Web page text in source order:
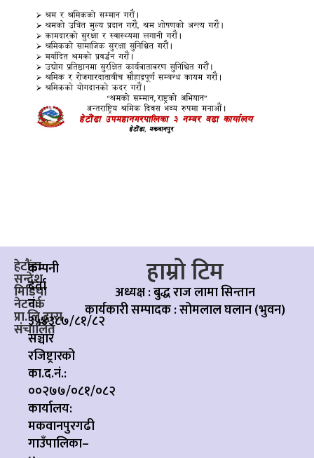
हेटौंडा
सन्देश
मिडिया
नेटवर्क
प्रा.लि.द्वारा
संचालित
कम्पनी
दर्ता
नं:
३५४३८७/८१/८२
सञ्चार
रजिष्ट्रारको
का.द.नं.:
००२७७/०८१/०८२
कार्यालय:
मकवानपुरगढी
गाउँपालिका–
हाम्रो टिम
अध्यक्ष : बुद्ध राज लामा सिन्तान
कार्यकारी सम्पादक :सोमलाल घलान (भुवन)